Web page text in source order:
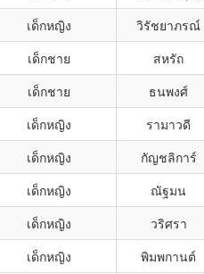
เด็กหญิง วิรัชยาภรณ์
เด็กชาย สหรัถ
เด็กชาย ธนพงศ์
เด็กหญิง รามาวดี
เด็กหญิง กัญชลิการ์
เด็กหญิง ณัฐมน
เด็กหญิง วริศรา
เด็กหญิง พิมพกานต์